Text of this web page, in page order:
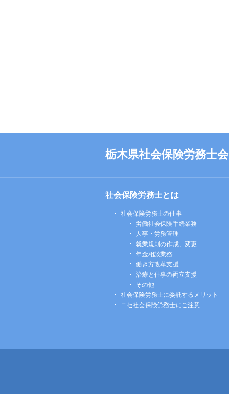
栃木県社会保険労務士会
社会保険労務士とは
社会保険労務士の仕事
労働社会保険手続業務
人事・労務管理
就業規則の作成、変更
年金相談業務
働き方改革支援
治療と仕事の両立支援
その他
社会保険労務士に委託するメリット
ニセ社会保険労務士にご注意